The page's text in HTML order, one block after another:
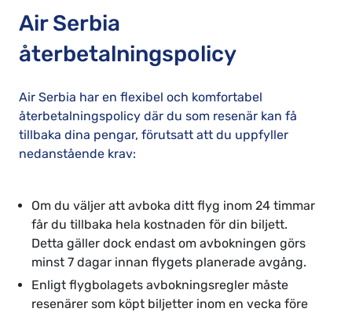
Air Serbia
återbetalningspolicy
Air Serbia har en flexibel och komfortabel
återbetalningspolicy där du som resenär kan få
tillbaka dina pengar, förutsatt att du uppfyller
nedanstående krav:
Om du väljer att avboka ditt flyg inom 24 timmar
får du tillbaka hela kostnaden för din biljett.
Detta gäller dock endast om avbokningen görs
minst 7 dagar innan flygets planerade avgång.
Enligt flygbolagets avbokningsregler måste
resenärer som köpt biljetter inom en vecka före